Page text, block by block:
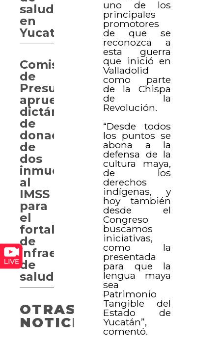
uno de los
principales
promotores
de que se
reconozca a
esta guerra
que inició en
Valladolid
como parte
de la Chispa
de la
Revolución.
“Desde todos
los puntos se
abona a la
defensa de la
cultura maya,
de los
derechos
indígenas, y
hoy también
desde el
Congreso
buscamos
iniciativas,
como la
presentada
para que la
lengua maya
sea
Patrimonio
Tangible del
Estado de
Yucatán”,
comentó.
salud
en
Yucatán
Comisión
de
Presupuesto
aprueba
dictámenes
de
donación
de
dos
inmuebles
al
IMSS
para
el
fortalecimiento
de
infraestructura
de
salud
OTRAS
NOTICIAS